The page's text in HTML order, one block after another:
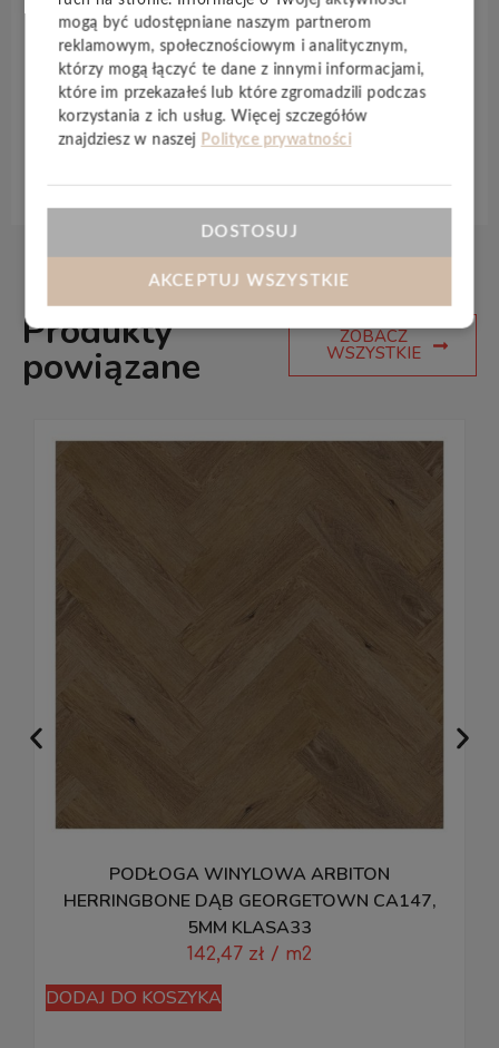
każdym szczególe odwzorowuje wygląd
prawdziwego drewna– zostały podkreślone przez
idealnie matowe wykończenie. Fugowanie dookoła
podkreśla efekt desek.
Produkty
powiązane
ZOBACZ
WSZYSTKIE
PODŁOGA WINYLOWA ARBITON
HERRINGBONE DĄB GEORGETOWN CA147,
5MM KLASA33
142,47 zł / m2
DODAJ DO KOSZYKA
mogą być udostępniane naszym partnerom
reklamowym, społecznościowym i analitycznym,
którzy mogą łączyć te dane z innymi informacjami,
które im przekazałeś lub które zgromadzili podczas
korzystania z ich usług. Więcej szczegółów
znajdziesz w naszej Polityce prywatności
DOSTOSUJ
AKCEPTUJ WSZYSTKIE